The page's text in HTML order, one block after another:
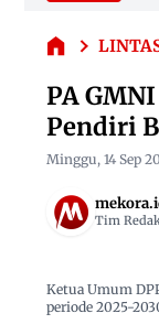
Arief
Teladani
Pendiri
PA
Pendiri
Minggu, 14 Sep
Tim
Ketua Umum
periode 2025-